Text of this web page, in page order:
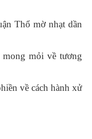
Thổ mờ nhạt dần
mỏi về tương
về cách hành xử